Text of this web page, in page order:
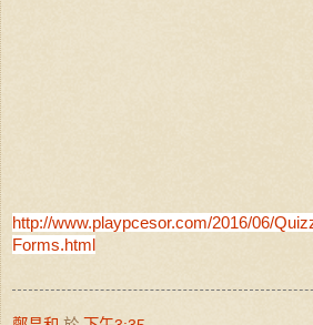
http://www.playpcesor.com/2016/06/
Forms.html